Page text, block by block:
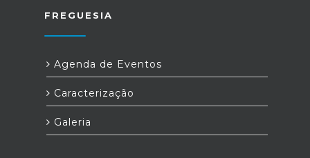
FREGUESIA
Agenda de Eventos
Caracterização
Galeria